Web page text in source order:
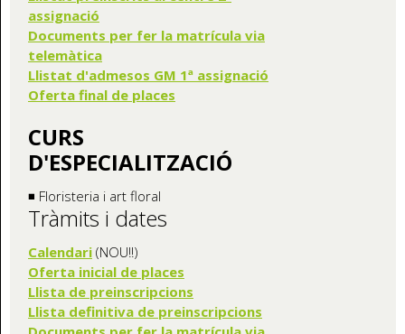
assignació
Documents per fer la matrícula via
telemàtica
Llistat d'admesos GM 1ª assignació
Oferta final de places
CURS
D'ESPECIALITZACIÓ
◾ Floristeria i art floral
Tràmits i dates
Calendari (NOU!!)
Oferta inicial de places
Llista de preinscripcions
Llista definitiva de preinscripcions